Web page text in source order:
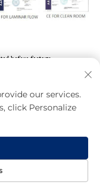
our services.
click Personalize